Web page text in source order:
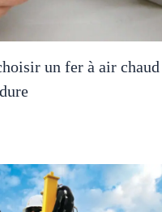
un fer à air chaud